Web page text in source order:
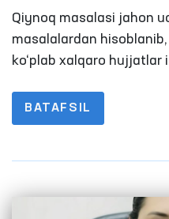
holatlariga qarshi
O‘zbekiston tajribasi
Qiynoq masalasi jahon
masalalardan
ko‘plab xalqaro hujjatlar
diqqat e’tiboridan
BATAFSIL